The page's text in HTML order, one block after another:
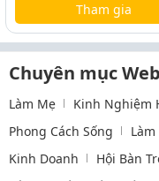
Tham gia
Chuyên mục
Làm Mẹ Kinh Nghiệm
Phong Cách Sống
Kinh Doanh
Hội Bàn